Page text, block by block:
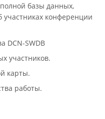
базы данных,
конференции
DCN-SWDB
участников.
карты.
работы.